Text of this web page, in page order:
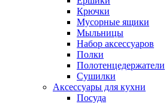
Крючки
Мусорные ящики
Мыльницы
Набор аксессуаров
Полки
Полотенцедержатели
Сушилки
Аксессуары для кухни
Посуда